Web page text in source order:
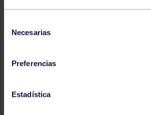
Necesarias
Preferencias
Estadística
TRIPLE ORO EN EL CTO